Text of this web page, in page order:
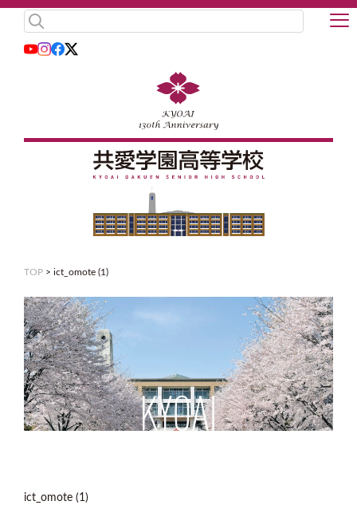
TOP > ict_omote (1)
ict_omote (1)